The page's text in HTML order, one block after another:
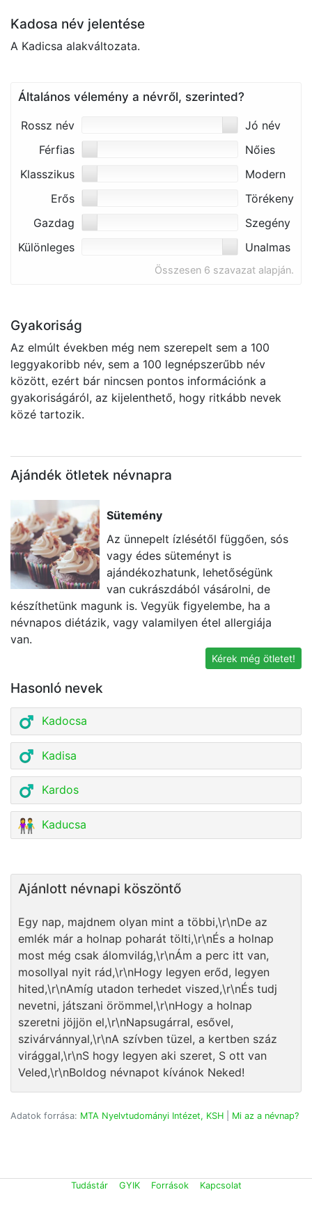
Kadosa név jelentése
A Kadicsa alakváltozata.
Általános vélemény a névről, szerinted?
Rossz név
Jó név
Férfias
Nőies
Klasszikus
Modern
Erős
Törékeny
Gazdag
Szegény
Különleges
Unalmas
Összesen 6 szavazat alapján.
Gyakoriság
Az elmúlt években még nem szerepelt sem a 100
leggyakoribb név, sem a 100 legnépszerűbb név
között, ezért bár nincsen pontos információnk a
gyakoriságáról, az kijelenthető, hogy ritkább nevek
közé tartozik.
Ajándék ötletek névnapra
Sütemény
Az ünnepelt ízlésétől függően, sós
vagy édes süteményt is
ajándékozhatunk, lehetőségünk
van cukrászdából vásárolni, de
készíthetünk magunk is. Vegyük figyelembe, ha a
névnapos diétázik, vagy valamilyen étel allergiája
van.
Kérek még ötletet!
Hasonló nevek
Kadocsa
Kadisa
Kardos
Kaducsa
Ajánlott névnapi köszöntő
Egy nap, majdnem olyan mint a többi,\r\nDe az
emlék már a holnap poharát tölti,\r\nÉs a holnap
most még csak álomvilág,\r\nÁm a perc itt van,
mosollyal nyit rád,\r\nHogy legyen erőd, legyen
hited,\r\nAmíg utadon terhedet viszed,\r\nÉs tudj
nevetni, játszani örömmel,\r\nHogy a holnap
szeretni jöjjön el,\r\nNapsugárral, esővel,
szivárvánnyal,\r\nA szívben tüzel, a kertben száz
virággal,\r\nS hogy legyen aki szeret, S ott van
Veled,\r\nBoldog névnapot kívánok Neked!
Adatok forrása: MTA Nyelvtudományi Intézet, KSH Mi az a névnap?
Tudástár GYIK Források Kapcsolat